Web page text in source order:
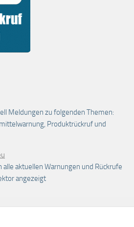
Meldungen zu folgenden Themen:
Produktrückruf und
aktuellen Warnungen und Rückrufe
angezeigt